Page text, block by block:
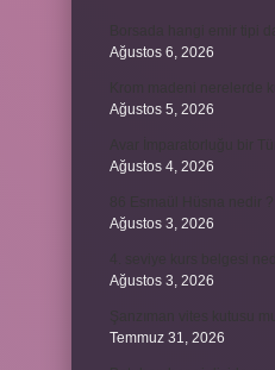
Ağustos 6, 2026
Ağustos 5, 2026
Ağustos 4, 2026
Ağustos 3, 2026
Ağustos 3, 2026
Temmuz 31, 2026